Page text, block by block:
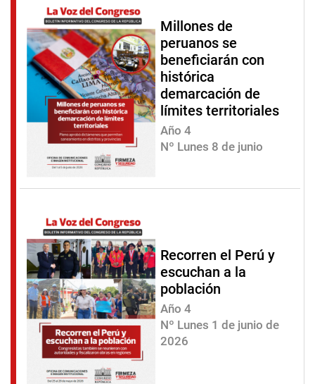
Millones de
peruanos se
beneficiarán con
histórica
demarcación de
límites territoriales
Año 4
Nº Lunes 8 de junio
Recorren el Perú y
escuchan a la
población
Año 4
Nº Lunes 1 de junio de
2026